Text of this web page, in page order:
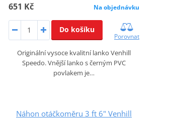
651 Kč Na objednávku
Do košíku
Porovnat
Originální vysoce kvalitní lanko Venhill
Speedo. Vnější lanko s černým PVC
povlakem je…
Náhon otáčkoměru 3 ft 6" Venhill